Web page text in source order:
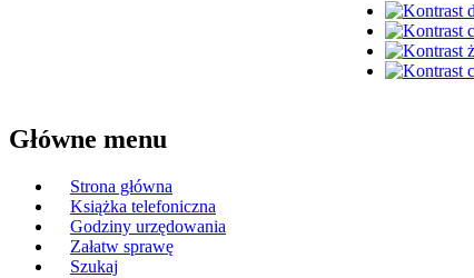
Główne menu
Strona główna
Książka telefoniczna
Godziny urzędowania
Załatw sprawę
Szukaj